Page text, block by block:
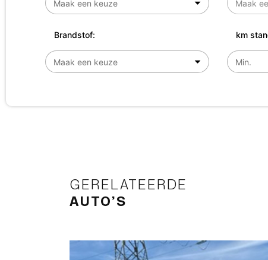
Brandstof: km
GERELATEERDE
AUTO’S